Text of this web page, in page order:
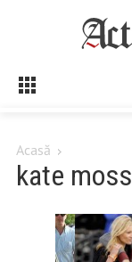
Acasă
kate moss